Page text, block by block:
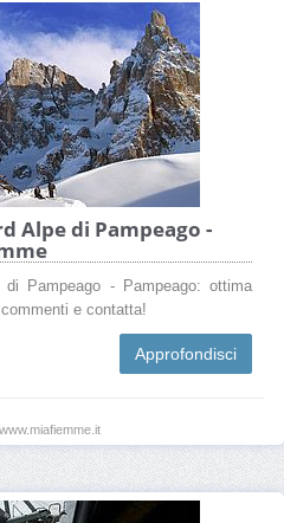
Alpe di Pampeago -
Pampeago - Pampeago: ottima
e contatta!
Approfondisci